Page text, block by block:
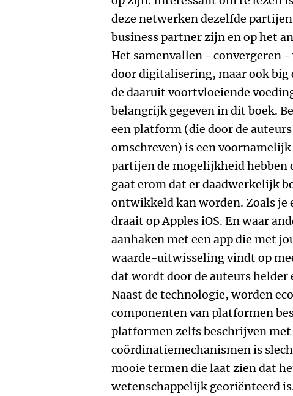
deze netwerken dezelfde
business partner zijn en op het
Het samenvallen - convergeren
door digitalisering, maar ook big
de daaruit voortvloeiende
belangrijk gegeven in dit boek.
een platform (die door de
omschreven) is een
partijen de mogelijkheid hebben
gaat erom dat er daadwerkelijk
ontwikkeld kan worden. Zoals je
draait op Apples iOS. En waar
aanhaken met een app die met
waarde-uitwisseling vindt op
dat wordt door de auteurs
Naast de technologie, worden
componenten van platformen
platformen zelfs beschrijven
coördinatiemechanismen is
mooie termen die laat zien dat
wetenschappelijk georiënteerd